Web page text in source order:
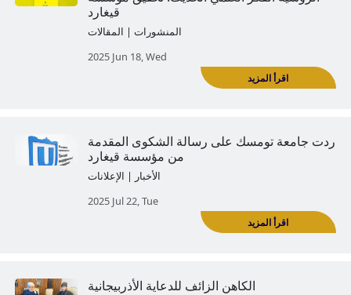
الأردنية للأسطورة الدعائية 'أذربيجان
الغربية'
المنشورات | المقالات